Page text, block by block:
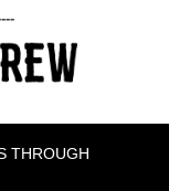
THROUGH